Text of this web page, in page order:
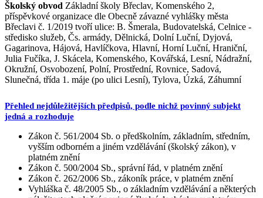
Školský obvod Základní školy Břeclav, Komenského 2,
příspěvkové organizace dle Obecně závazné vyhlášky města
Břeclavi č. 1/2019 tvoří ulice: B. Šmerala, Budovatelská, Celnice -
středisko služeb, Čs. armády, Dělnická, Dolní Luční, Dyjová,
Gagarinova, Hájová, Havlíčkova, Hlavní, Horní Luční, Hraniční,
Julia Fučíka, J. Skácela, Komenského, Kovářská, Lesní, Nádražní,
Okružní, Osvobození, Polní, Prostřední, Rovnice, Sadová,
Slunečná, třída 1. máje (po ulici Lesní), Tylova, Úzká, Záhumní
Přehled nejdůležitějších předpisů, podle nichž povinný subjekt
jedná a rozhoduje
Zákon č. 561/2004 Sb. o předškolním, základním, středním,
vyšším odborném a jiném vzdělávání (školský zákon), v
platném znění
Zákon č. 500/2004 Sb., správní řád, v platném znění
Zákon č. 262/2006 Sb., zákoník práce, v platném znění
Vyhláška č. 48/2005 Sb., o základním vzdělávání a některých